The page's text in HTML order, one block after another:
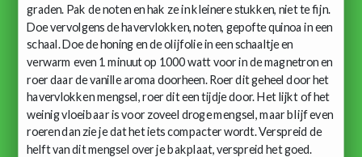
graden. Pak de noten en hak ze in kleinere stukken, niet te fijn.
Doe vervolgens de havervlokken, noten, gepofte quinoa in een
schaal. Doe de honing en de olijfolie in een schaaltje en
verwarm even 1 minuut op 1000 watt voor in de magnetron en
roer daar de vanille aroma doorheen. Roer dit geheel door het
havervlokken mengsel, roer dit een tijdje door. Het lijkt of het
weinig vloeibaar is voor zoveel droge mengsel, maar blijf even
roeren dan zie je dat het iets compacter wordt. Verspreid de
helft van dit mengsel over je bakplaat, verspreid het goed.